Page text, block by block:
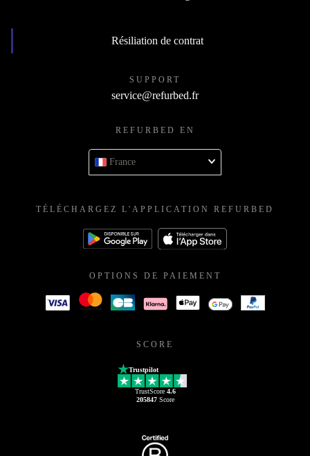
Résiliation de contrat
SUPPORT
service@refurbed.fr
REFURBED EN
France
TÉLÉCHARGEZ L'APPLICATION REFURBED
OPTIONS DE PAIEMENT
SCORE
Trustpilot
TrustScore 4.6
205847Score